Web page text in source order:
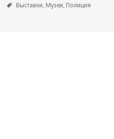
Метки
Выставки, Музеи, Полиция